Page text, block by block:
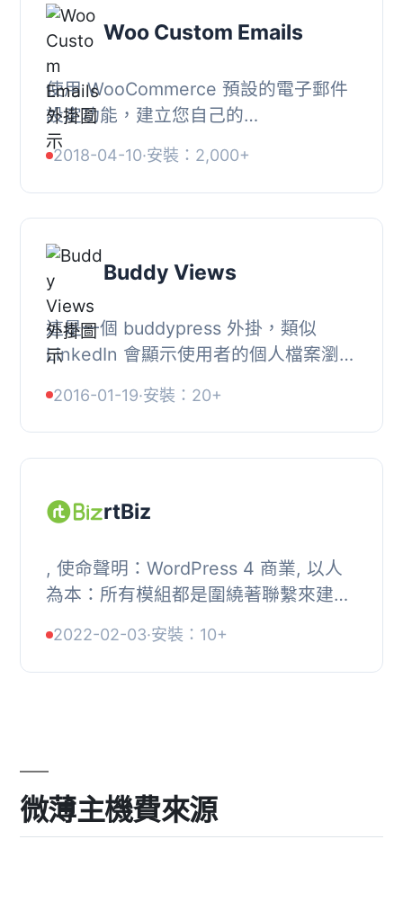
Woo Custom Emails
使用 WooCommerce 預設的電子郵件
設定功能，建立您自己的
WooCommerce 訂單電子郵件。, 翻
譯, 如果您希望將外掛字串翻譯成您的
語言，請前往這裡 -> https:...
2018-04-10·安裝：2,000+
Buddy Views
這是一個 buddypress 外掛，類似
LinkedIn 會顯示使用者的個人檔案瀏覽
任何修補程式(patch)，或者在使用
Buddy Views 時...
2016-01-19·安裝：20+
rtBiz
, 使命聲明：WordPress 4 商業, 以人
為本：所有模組都是圍繞著聯繫來建
者或非使用者的人。, 聯繫人管理 - 輕
鬆管理您所有...
2022-02-03·安裝：10+
微薄主機費來源